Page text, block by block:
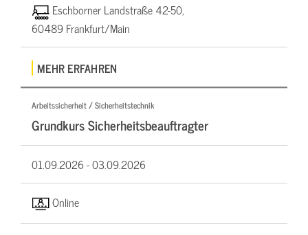
Eschborner Landstraße 42-50,
60489 Frankfurt/Main
MEHR ERFAHREN
Arbeitssicherheit / Sicherheitstechnik
Grundkurs Sicherheitsbeauftragter
01.09.2026 -03.09.2026
Online